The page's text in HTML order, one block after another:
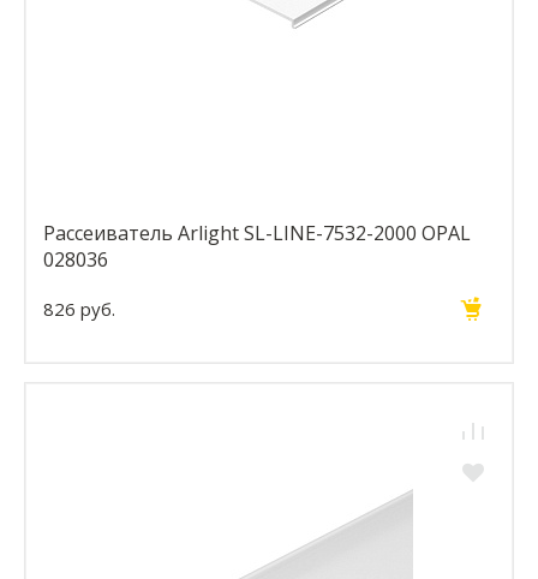
Рассеиватель Arlight SL-LINE-7532-2000 OPAL
028036
826 руб.